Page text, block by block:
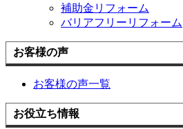
補助金リフォーム
バリアフリーリフォーム
お客様の声
お客様の声一覧
お役立ち情報